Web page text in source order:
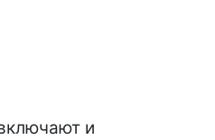
и